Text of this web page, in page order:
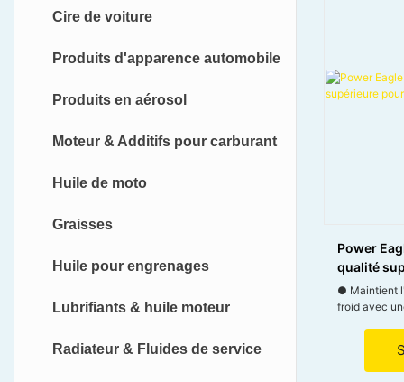
Cire de voiture
Produits d'apparence automobile
Produits en aérosol
Moteur & Additifs pour carburant
Huile de moto
Graisses
Huile pour engrenages
Lubrifiants & huile moteur
Radiateur & Fluides de service
Power
qualité
freinage
● Maintient
froid avec
● Empêche
de